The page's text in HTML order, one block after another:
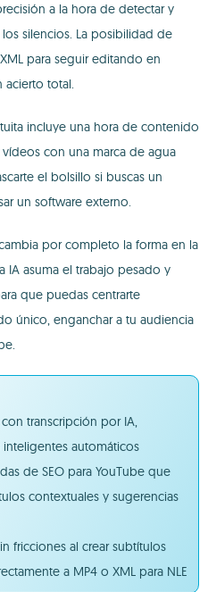
a la hora de detectar y
silencios. La posibilidad de
para seguir editando en
acierto total.
incluye una hora de contenido
con una marca de agua
el bolsillo si buscas un
un software externo.
por completo la forma en la
IA asuma el trabajo pesado y
que puedas centrarte
único, enganchar a tu audiencia
transcripción por IA,
automáticos
de SEO para YouTube que
contextuales y sugerencias
fricciones al crear subtítulos
a MP4 o XML para NLE